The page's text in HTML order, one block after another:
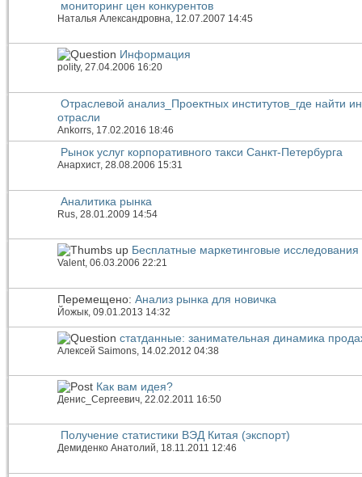
мониторинг цен конкурентов
Наталья Александровна , 12.07.2007 14:45
Информация
polity, 27.04.2006 16:20
Отраслевой анализ_Проектных институтов_где найти
отрасли
Ankorrs , 17.02.2016 18:46
Рынок услуг корпоративного такси Санкт-Петербурга
Анархист, 28.08.2006 15:31
Аналитика рынка
Rus , 28.01.2009 14:54
Бесплатные маркетинговые исследования
Valent, 06.03.2006 22:21
Перемещено: Анализ рынка для новичка
Йожык , 09.01.2013 14:32
статданные: занимательная динамика
Алексей Saimons , 14.02.2012 04:38
Как вам идея?
Денис_Сергеевич, 22.02.2011 16:50
Получение статистики ВЭД Китая (экспорт)
Демиденко Анатолий, 18.11.2011 12:46